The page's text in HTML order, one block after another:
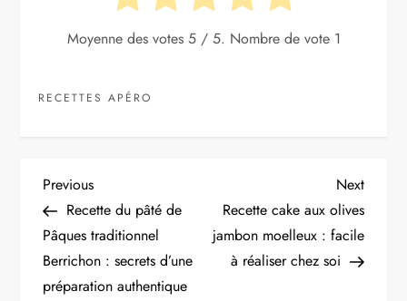
Moyenne des votes 5/ 5. Nombre de vote 1
RECETTES APÉRO
N
a
v
Previous
Post
Previous
Recette du pâté de
Pâques traditionnel
Berrichon : secrets d’une
préparation authentique
Next
Post
Next
Recette cake aux olives
jambon moelleux : facile
à réaliser chez soi